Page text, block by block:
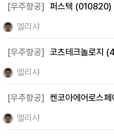
[우주항공] 퍼스텍 (010820)
엘리샤
[우주항공] 코츠테크놀로지
엘리샤
[우주항공] 켄코아에어로스
엘리샤